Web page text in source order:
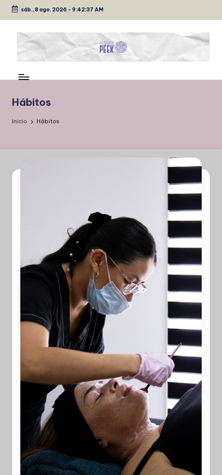
Saltar
contenido
sáb., 8 ago. 2026 - 9:42:38 AM
E
K
de
Hábitos
Inicio Hábitos